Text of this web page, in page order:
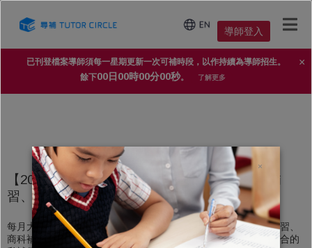
導師登入
×
已刊登檔案導師須每一星期更新一次可補時段，以作持續為導師招生。
餘下00日00時00分00秒。 了解更多
×
【2025年家長導師信賴 No.1 補習平台】上門補
習、私人補習個案
每月大量上門補習、私人補習個案，不論DSE文科補習、理科補習、
商科補習，還是高中、初中、小學補習，導師都能即時配對到適合的